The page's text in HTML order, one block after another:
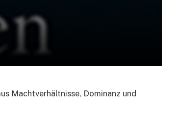
Machtverhältnisse, Dominanz und